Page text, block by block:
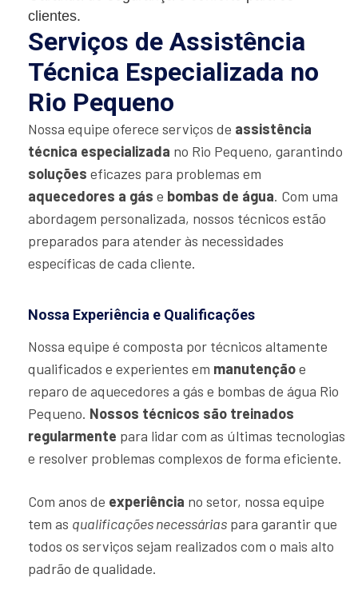
clientes.
Serviços de Assistência
Técnica Especializada no
Rio Pequeno
Nossa equipe oferece serviços de assistência
técnica especializada no Rio Pequeno, garantindo
soluções eficazes para problemas em
aquecedores a gás e bombas de água. Com uma
abordagem personalizada, nossos técnicos estão
preparados para atender às necessidades
específicas de cada cliente.
Nossa Experiência e Qualificações
Nossa equipe é composta por técnicos altamente
qualificados e experientes em manutençãoe
reparo de aquecedores a gás e bombas de água Rio
Pequeno. Nossos técnicos são treinados
regularmente para lidar com as últimas tecnologias
e resolver problemas complexos de forma eficiente.
Com anos de experiência no setor, nossa equipe
tem as qualificações necessárias para garantir que
todos os serviços sejam realizados com o mais alto
padrão de qualidade.